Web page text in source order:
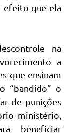
efeito que ela
na
a
que ensinam
“bandido” o
de punições
ministério,
beneficiar